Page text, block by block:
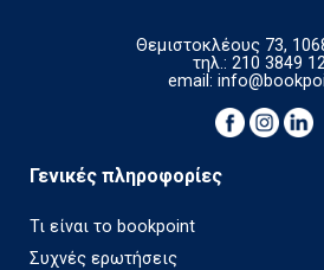
Θεμιστοκλέους 73,
τηλ.: 210 3849
email:
Γενικές πληροφορίες
Τι είναι το bookpoint
Συχνές ερωτήσεις